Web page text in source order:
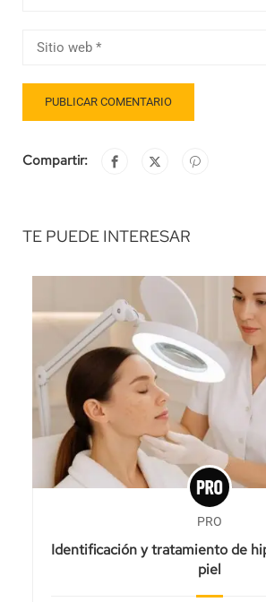
Compartir:
TE PUEDE INTERESAR
PRO
Identificación y tratamiento de
piel